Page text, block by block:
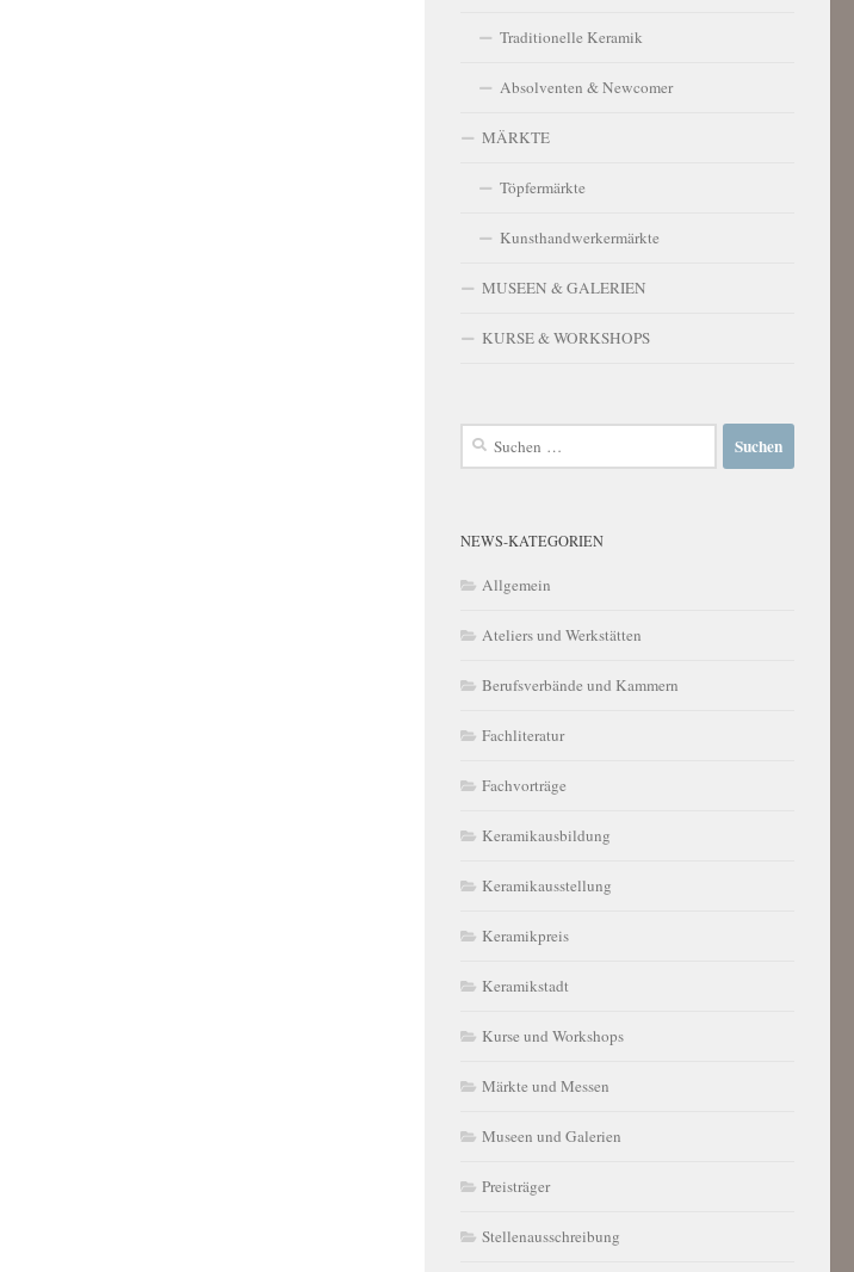
Traditionelle Keramik
Absolventen & Newcomer
MÄRKTE
Töpfermärkte
Kunsthandwerkermärkte
MUSEEN & GALERIEN
KURSE & WORKSHOPS
Suchen
NEWS-KATEGORIEN
Allgemein
Ateliers und Werkstätten
Berufsverbände und Kammern
Fachliteratur
Fachvorträge
Keramikausbildung
Keramikausstellung
Keramikpreis
Keramikstadt
Kurse und Workshops
Märkte und Messen
Museen und Galerien
Preisträger
Stellenausschreibung